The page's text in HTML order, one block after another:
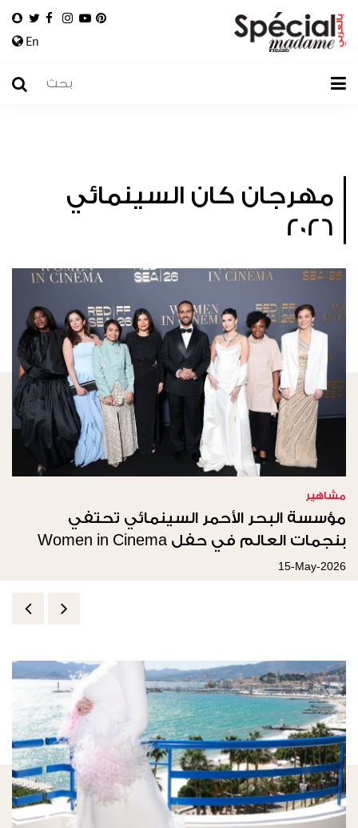
En
مهرجان كان السينمائي
2026
مشاهير
مؤسسة البحر الأحمر السينمائي تحتفي
بنجمات العالم في حفل Women in Cinema
ضمن مهرجان كان 2026
15-May-2026